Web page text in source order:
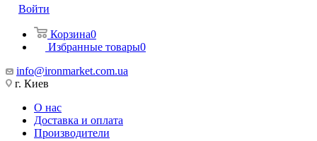
Войти
Корзина0
Избранные товары0
info@ironmarket.com.ua
г. Киев
О нас
Доставка и оплата
Производители